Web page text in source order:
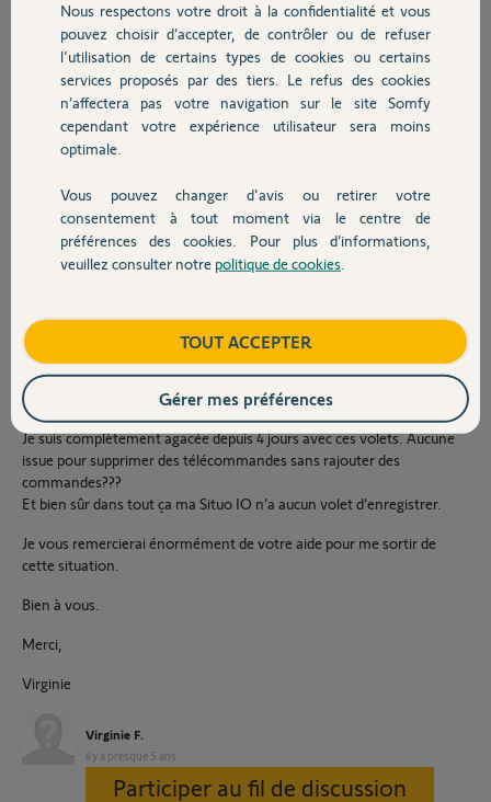
Chauffage
Autres produits
Devis avec un pro
Contact
Soit à l’origine :
Télécommande T1 commande volet V1
Télécommande T2 commande volet V2
Etc jusqu’à 14
Suite à ma manipulation cela devient en gros ;
T1 commande V1, V2, V3, V6, V9 et V10
Etc jusqu’à 14 volets et jamais dans le même ordre.
J’ai essayé de supprimer T1 du volet 2 avec la méthode suivante :
Appui long sur PROG avec la T2 jusqu’au va et vient du volet bien sûr
ils bougent tous.
Appui sur flèche Haut de la T2.
Et voilà ce que cela donne comme résultat :
T1 ne commande plus le V2 mais cela lui a rajouter les volets que T2
commandait soit V8 et V11.
Je suis complètement agacée depuis 4 jours avec ces volets. Aucune
issue pour supprimer des télécommandes sans rajouter des
commandes???
Et bien sûr dans tout ça ma Situo IO n’a aucun volet d’enregistrer.
Je vous remercierai énormément de votre aide pour me sortir de
cette situation.
Bien à vous.
Merci,
Virginie
Virginie F.
il y a presque 5 ans
Participer au fil de discussion
Nous respectons votre droit à la confidentialité et vous
pouvez choisir d’accepter, de contrôler ou de refuser
l'utilisation de certains types de cookies ou certains
services proposés par des tiers. Le refus des cookies
n’affectera pas votre navigation sur le site Somfy
cependant votre expérience utilisateur sera moins
optimale.
Vous pouvez changer d'avis ou retirer votre
consentement à tout moment via le centre de
préférences des cookies. Pour plus d’informations,
veuillez consulter notre politique de cookies
TOUT ACCEPTER
Gérer mes préférences